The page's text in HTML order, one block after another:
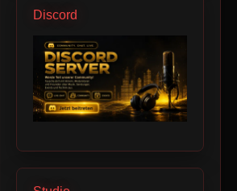
Discord